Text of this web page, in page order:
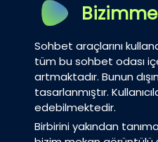
Sohbet araçlarını
tüm bu sohbet odası
artmaktadır. Bunun
tasarlanmıştır.
edebilmektedir.
Birbirini yakından